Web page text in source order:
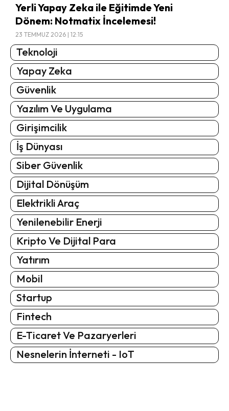
Yerli Yapay Zeka ile Eğitimde Yeni
Dönem: Notmatix İncelemesi!
23 TEMMUZ 2026 | 12:15
Teknoloji
Yapay Zeka
Güvenlik
Yazılım Ve Uygulama
Girişimcilik
İş Dünyası
Siber Güvenlik
Dijital Dönüşüm
Elektrikli Araç
Yenilenebilir Enerji
Kripto Ve Dijital Para
Yatırım
Mobil
Startup
Fintech
E-Ticaret Ve Pazaryerleri
Nesnelerin İnterneti - IoT